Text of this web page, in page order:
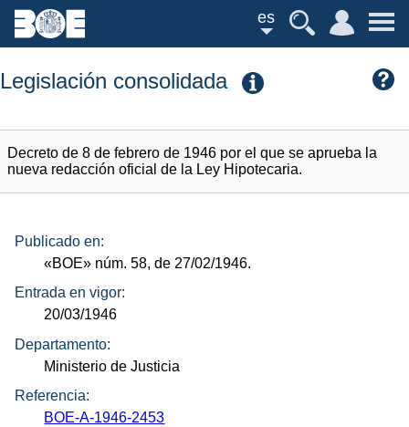
es
Legislación consolidada
Decreto de 8 de febrero de 1946 por el que se aprueba la
nueva redacción oficial de la Ley Hipotecaria.
Publicado en:
«BOE» núm. 58, de 27/02/1946.
Entrada en vigor:
20/03/1946
Departamento:
Ministerio de Justicia
Referencia:
BOE-A-1946-2453